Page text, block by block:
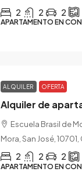
2 2 2
APARTAMENTO EN
ALQUILER OFERTA
Alquiler de
Escuela Brasil de
Mora, San José,
2 2 2
APARTAMENTO EN